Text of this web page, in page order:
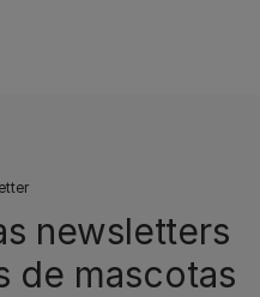
newsletters
de mascotas​